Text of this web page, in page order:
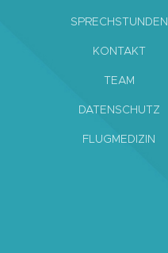
SPRECHSTUNDEN
KONTAKT
TEAM
DATENSCHUTZ
FLUGMEDIZIN